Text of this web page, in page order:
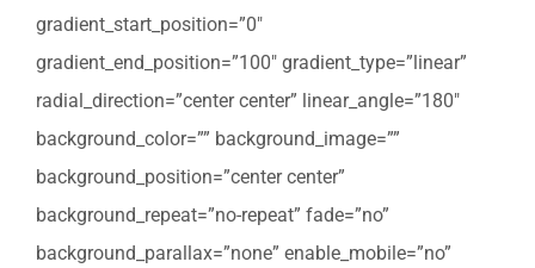
gradient_start_position=”0″
gradient_end_position=”100″ gradient_type=”linear”
radial_direction=”center center” linear_angle=”180″
background_color=”” background_image=””
background_position=”center center”
background_repeat=”no-repeat” fade=”no”
background_parallax=”none” enable_mobile=”no”